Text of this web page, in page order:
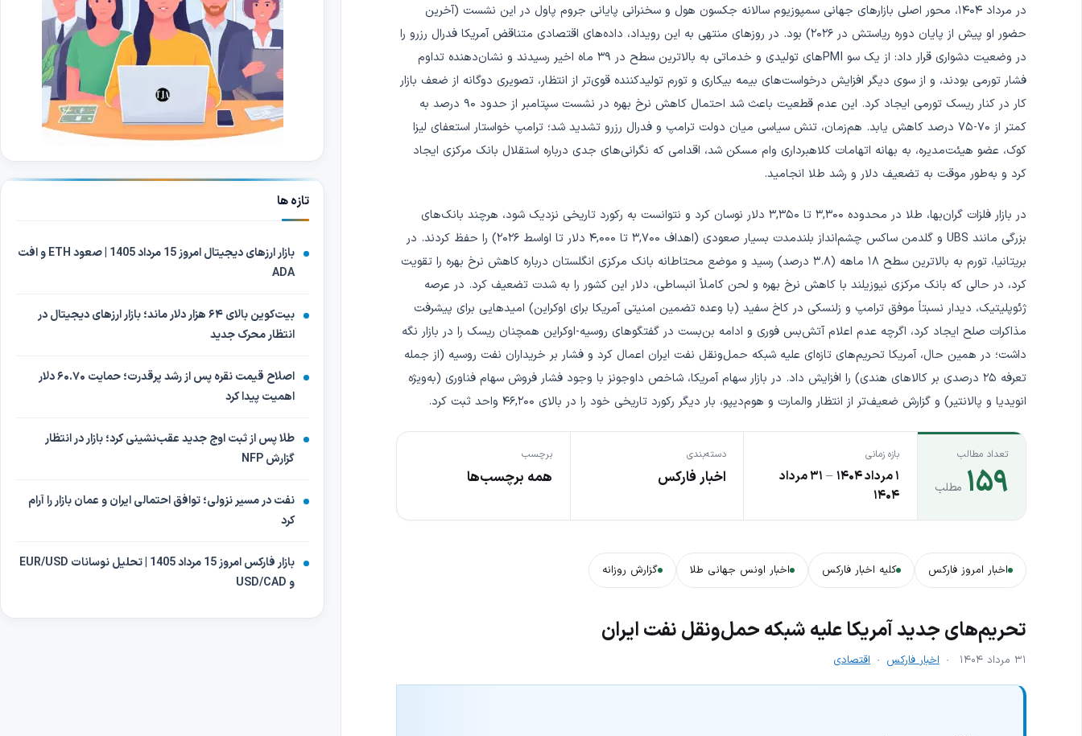
در مرداد ۱۴۰۴، محور اصلی بازارهای جهانی سمپوزیوم سالانه جکسون هول و سخنرانی پایانی جروم پاول در این نشست (آخرین
حضور او پیش از پایان دوره ریاستش در ۲۰۲۶) بود. در روزهای منتهی به این رویداد، داده‌های اقتصادی متناقض آمریکا فدرال رزرو را
در وضعیت دشواری قرار داد: از یک سو PMIهای تولیدی و خدماتی به بالاترین سطح در ۳۹ ماه اخیر رسیدند و نشان‌دهنده تداوم
فشار تورمی بودند، و از سوی دیگر افزایش درخواست‌های بیمه بیکاری و تورم تولیدکننده قوی‌تر از انتظار، تصویری دوگانه از ضعف بازار
کار در کنار ریسک تورمی ایجاد کرد. این عدم قطعیت باعث شد احتمال کاهش نرخ بهره در نشست سپتامبر از حدود ۹۰ درصد به
کمتر از ۷۰-۷۵ درصد کاهش یابد. هم‌زمان، تنش سیاسی میان دولت ترامپ و فدرال رزرو تشدید شد؛ ترامپ خواستار استعفای لیزا
کوک، عضو هیئت‌مدیره، به بهانه اتهامات کلاهبرداری وام مسکن شد، اقدامی که نگرانی‌های جدی درباره استقلال بانک مرکزی ایجاد
کرد و به‌طور موقت به تضعیف دلار و رشد طلا انجامید.
در بازار فلزات گران‌بها، طلا در محدوده ۳,۳۰۰ تا ۳,۳۵۰ دلار نوسان کرد و نتوانست به رکورد تاریخی نزدیک شود، هرچند بانک‌های
بزرگی مانند UBS و گلدمن ساکس چشم‌انداز بلندمدت بسیار صعودی (اهداف ۳,۷۰۰ تا ۴,۰۰۰ دلار تا اواسط ۲۰۲۶) را حفظ کردند. در
بریتانیا، تورم به بالاترین سطح ۱۸ ماهه (۳.۸ درصد) رسید و موضع محتاطانه بانک مرکزی انگلستان درباره کاهش نرخ بهره را تقویت
کرد، در حالی که بانک مرکزی نیوزیلند با کاهش نرخ بهره و لحن کاملاً انبساطی، دلار این کشور را به شدت تضعیف کرد. در عرصه
ژئوپلیتیک، دیدار نسبتاً موفق ترامپ و زلنسکی در کاخ سفید (با وعده تضمین امنیتی آمریکا برای اوکراین) امیدهایی برای پیشرفت
مذاکرات صلح ایجاد کرد، اگرچه عدم اعلام آتش‌بس فوری و ادامه بن‌بست در گفتگوهای روسیه-اوکراین همچنان ریسک را در بازار نگه
داشت؛ در همین حال، آمریکا تحریم‌های تازه‌ای علیه شبکه حمل‌ونقل نفت ایران اعمال کرد و فشار بر خریداران نفت روسیه (از جمله
تعرفه ۲۵ درصدی بر کالاهای هندی) را افزایش داد. در بازار سهام آمریکا، شاخص داوجونز با وجود فشار فروش سهام فناوری (به‌ویژه
انویدیا و پالانتیر) و گزارش ضعیف‌تر از انتظار والمارت و هوم‌دیپو، بار دیگر رکورد تاریخی خود را در بالای ۴۶,۲۰۰ واحد ثبت کرد.
تعداد مطالب
۱۵۹ مطلب
بازه زمانی
۱ مرداد ۱۴۰۴ –
۳۱ مرداد
۱۴۰۴
دسته‌بندی
اخبار فارکس
برچسب
همه برچسب‌ها
اخبار امروز فارکس کلیه اخبار فارکس اخبار اونس جهانی طلا گزارش روزانه
تحریم‌های جدید آمریکا علیه شبکه حمل‌ونقل نفت ایران
۳۱ مرداد ۱۴۰۴ اخبار فارکس اقتصادی
تازه ها
بازار ارزهای دیجیتال امروز 15 مرداد 1405 | صعود ETH و افت
ADA
بیت‌کوین بالای ۶۴ هزار دلار ماند؛ بازار ارزهای دیجیتال در
انتظار محرک جدید
اصلاح قیمت نقره پس از رشد پرقدرت؛ حمایت ۶۰.۷۰ دلار
اهمیت پیدا کرد
طلا پس از ثبت اوج جدید عقب‌نشینی کرد؛ بازار در انتظار
گزارش NFP
نفت در مسیر نزولی؛ توافق احتمالی ایران و عمان بازار را آرام
کرد
بازار فارکس امروز 15 مرداد 1405 | تحلیل نوسانات EUR/USD
و USD/CAD